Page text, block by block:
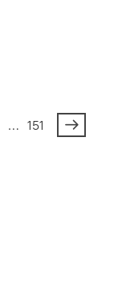
… 151